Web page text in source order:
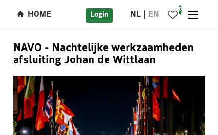
HOME Login NL EN
0
NAVO - Nachtelijke werkzaamheden
afsluiting Johan de Wittlaan